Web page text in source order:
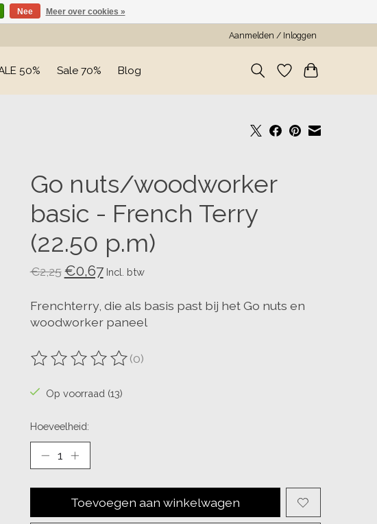
Aanmelden / Inloggen
50% Sale 70% Blog
Go nuts/woodworker
basic - French Terry
(22.50 p.m)
€2,25 €0,67 Incl. btw
Frenchterry, die als basis past bij het Go nuts en
woodworker paneel
De beoordeling van dit product is
(0)
Op voorraad (13)
Hoeveelheid:
Toevoegen aan winkelwagen
Nee Meer over cookies »